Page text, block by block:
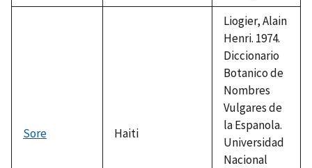
Sore Haiti
Liogier, Alain
Henri. 1974.
Diccionario
Botanico de
Nombres
Vulgares de
la Espanola.
Universidad
Nacional